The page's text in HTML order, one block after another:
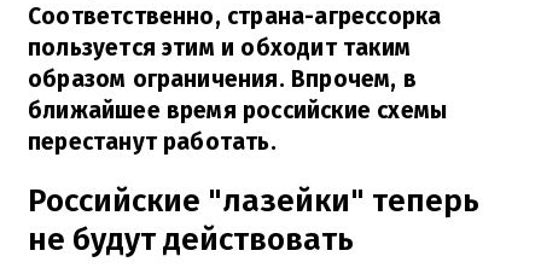
Соответственно, страна-агрессорка
пользуется этим и обходит таким
образом ограничения. Впрочем, в
ближайшее время российские схемы
перестанут работать.
Российские "лазейки" теперь
не будут действовать